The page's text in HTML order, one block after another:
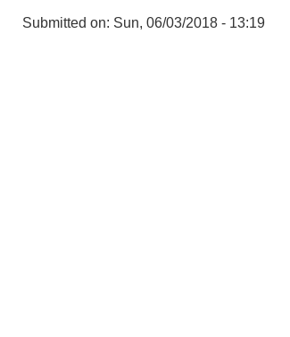
Submitted on: Sun, 06/03/2018 - 13:19